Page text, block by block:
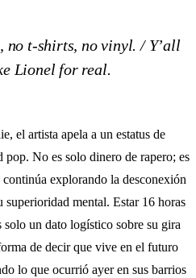
no t-shirts, no vinyl. / Y’all
Lionel for real.
el artista apela a un estatus de
No es solo dinero de rapero; es
explorando la desconexión
superioridad mental. Estar 16 horas
un dato logístico sobre su gira
de decir que vive en el futuro
lo que ocurrió ayer en sus barrios